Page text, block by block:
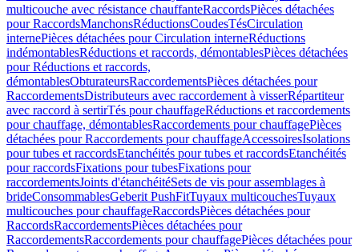
multicouche avec résistance chauffanteRaccordsPièces détachées
pour RaccordsManchonsRéductionsCoudesTésCirculation
internePièces détachées pour Circulation interneRéductions
indémontablesRéductions et raccords, démontablesPièces détachées
pour Réductions et raccords,
démontablesObturateursRaccordementsPièces détachées pour
RaccordementsDistributeurs avec raccordement à visserRépartiteur
avec raccord à sertirTés pour chauffageRéductions et raccordements
pour chauffage, démontablesRaccordements pour chauffagePièces
détachées pour Raccordements pour chauffageAccessoiresIsolations
pour tubes et raccordsEtanchéités pour tubes et raccordsEtanchéités
pour raccordsFixations pour tubesFixations pour
raccordementsJoints d'étanchéitéSets de vis pour assemblages à
brideConsommablesGeberit PushFitTuyaux multicouchesTuyaux
multicouches pour chauffageRaccordsPièces détachées pour
RaccordsRaccordementsPièces détachées pour
RaccordementsRaccordements pour chauffagePièces détachées pour